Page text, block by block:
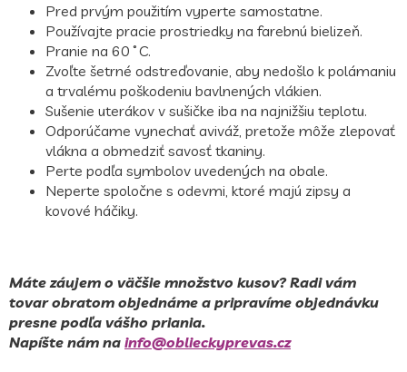
Pred prvým použitím vyperte samostatne.
Používajte pracie prostriedky na farebnú bielizeň.
Pranie na 60˚C.
Zvoľte šetrné odstreďovanie, aby nedošlo k polámaniu
a trvalému poškodeniu bavlnených vlákien.
Sušenie uterákov v sušičke iba na najnižšiu teplotu.
Odporúčame vynechať aviváž, pretože môže zlepovať
vlákna a obmedziť savosť tkaniny.
Perte podľa symbolov uvedených na obale.
Neperte spoločne s odevmi, ktoré majú zipsy a
kovové háčiky.
Máte záujem o väčšie množstvo kusov? Radi vám
tovar obratom objednáme a pripravíme objednávku
presne podľa vášho priania.
Napíšte nám na info@oblieckyprevas.cz